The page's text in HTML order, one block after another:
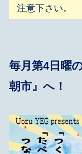
注意下さい。
毎月第4日曜
朝市』へ！